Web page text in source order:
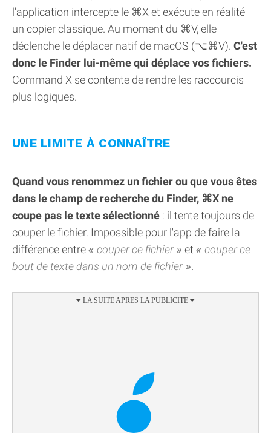
l'application intercepte le ⌘X et exécute en réalité
un copier classique. Au moment du ⌘V, elle
déclenche le déplacer natif de macOS (⌥⌘V). C'est
donc le Finder lui-même qui déplace vos fichiers.
Command X se contente de rendre les raccourcis
plus logiques.
UNE LIMITE À CONNAÎTRE
Quand vous renommez un fichier ou que vous êtes
dans le champ de recherche du Finder, ⌘X ne
coupe pas le texte sélectionné : il tente toujours de
couper le fichier. Impossible pour l'app de faire la
différence entre
couper ce fichier et
couper ce
bout de texte dans un nom de fichier
.